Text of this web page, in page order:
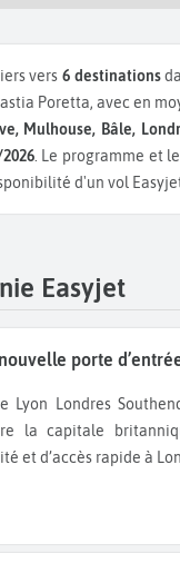
vers6 destinations
Poretta, avec en
Mulhouse, Bâle,
. Le programme et
d'un vol
Easyjet
porte
la capitale
et d’accès rapide à